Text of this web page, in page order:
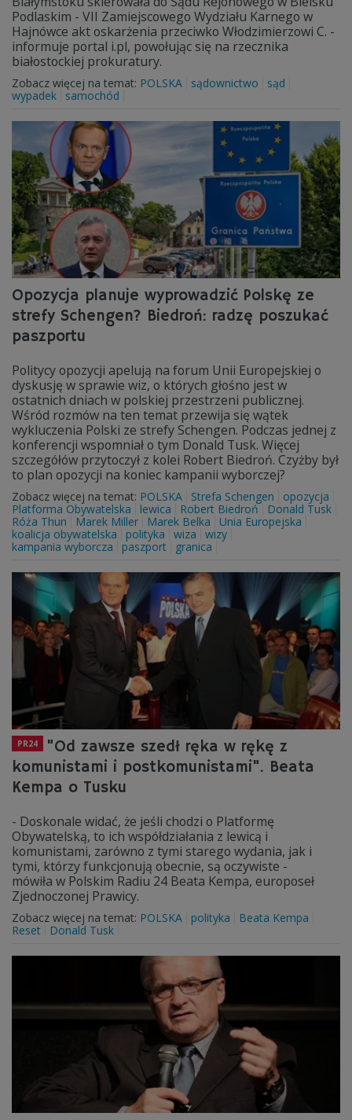
Podlaskim - VII Zamiejscowego Wydziału Karnego w
Hajnówce akt oskarżenia przeciwko Włodzimierzowi C. -
informuje portal i.pl, powołując się na rzecznika
białostockiej prokuratury.
Zobacz więcej na temat: POLSKA sądownictwo
sąd
wypadek
samochód
Opozycja planuje wyprowadzić Polskę ze
strefy Schengen? Biedroń: radzę poszukać
paszportu
Politycy opozycji apelują na forum Unii Europejskiej o
dyskusję w sprawie wiz, o których głośno jest w
ostatnich dniach w polskiej przestrzeni publicznej.
Wśród rozmów na ten temat przewija się wątek
wykluczenia Polski ze strefy Schengen. Podczas jednej z
konferencji wspomniał o tym Donald Tusk. Więcej
szczegółów przytoczył z kolei Robert Biedroń. Czyżby był
to plan opozycji na koniec kampanii wyborczej?
Zobacz więcej na temat: POLSKA Strefa Schengen
opozycja
Platforma Obywatelska
lewica Robert Biedroń
Donald Tusk
Róża Thun
Marek Miller Marek Belka
Unia Europejska
koalicja obywatelska
polityka wiza
wizy
kampania wyborcza
paszport granica
PR24
"Od zawsze szedł ręka w rękę z
komunistami i postkomunistami". Beata
Kempa o Tusku
- Doskonale widać, że jeśli chodzi o Platformę
Obywatelską, to ich współdziałania z lewicą i
komunistami, zarówno z tymi starego wydania, jak i
tymi, którzy funkcjonują obecnie, są oczywiste -
mówiła w Polskim Radiu 24 Beata Kempa, europoseł
Zjednoczonej Prawicy.
Zobacz więcej na temat: POLSKA polityka
Beata Kempa
Reset
Donald Tusk